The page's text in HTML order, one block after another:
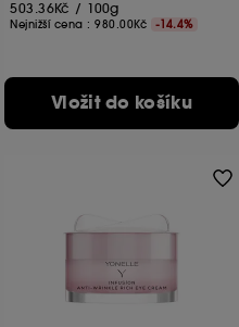
503.36Kč / 100g
Nejnižší cena :980.00Kč -14.4%
Vložit do košíku